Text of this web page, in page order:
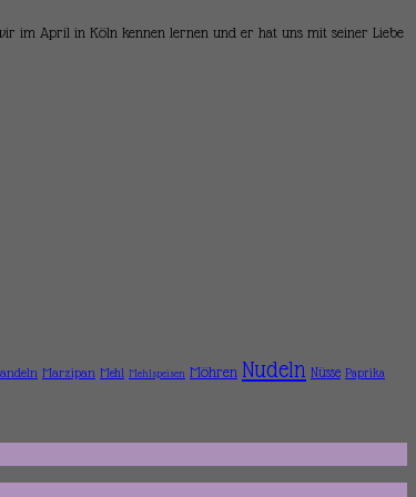
im April in Köln kennen lernen und er hat uns mit seiner Liebe
Marzipan Mehl Mehlspeisen Möhren Nudeln Nüsse Paprika